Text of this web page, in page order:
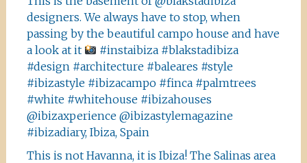
designers. We always have to stop, when
passing by the beautiful campo house and have
a look at it
#instaibiza #blakstadibiza
#design #architecture #baleares #style
#ibizastyle #ibizacampo #finca #palmtrees
#white #whitehouse #ibizahouses
@ibizaxperience @ibizastylemagazine
#ibizadiary, Ibiza, Spain
This is not Havanna, it is Ibiza! The Salinas area